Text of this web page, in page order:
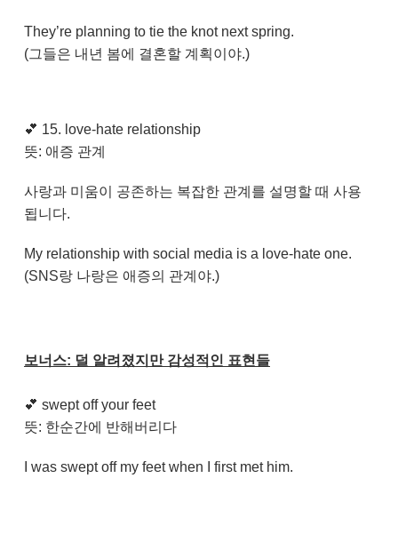
They’re planning to tie the knot next spring.
(그들은 내년 봄에 결혼할 계획이야.)
💕 15. love-hate relationship
뜻: 애증 관계
사랑과 미움이 공존하는 복잡한 관계를 설명할 때 사용
됩니다.
My relationship with social media is a love-hate one.
(SNS랑 나랑은 애증의 관계야.)
보너스: 덜 알려졌지만 감성적인 표현들
💕 swept off your feet
뜻: 한순간에 반해버리다
I was swept off my feet when I first met him.